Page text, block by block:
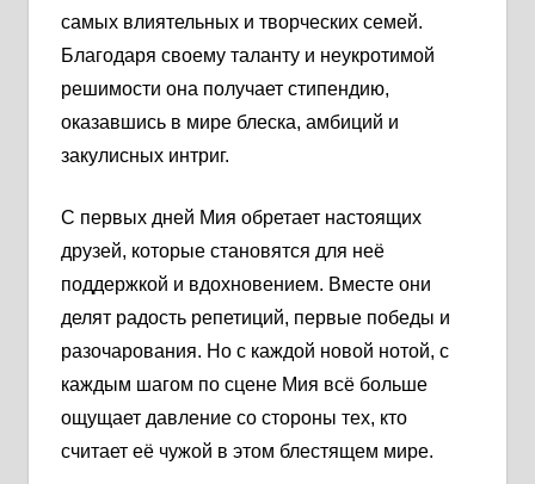
самых влиятельных и творческих семей.
Благодаря своему таланту и неукротимой
решимости она получает стипендию,
оказавшись в мире блеска, амбиций и
закулисных интриг.
С первых дней Мия обретает настоящих
друзей, которые становятся для неё
поддержкой и вдохновением. Вместе они
делят радость репетиций, первые победы и
разочарования. Но с каждой новой нотой, с
каждым шагом по сцене Мия всё больше
ощущает давление со стороны тех, кто
считает её чужой в этом блестящем мире.